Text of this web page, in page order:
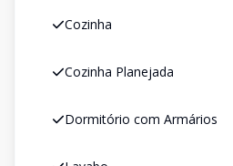
Cozinha
Cozinha Planejada
Dormitório com Armários